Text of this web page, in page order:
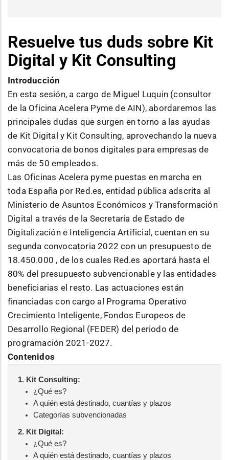
Resuelve tus duds sobre Kit
Digital y Kit Consulting
Introducción
En esta sesión, a cargo de Miguel Luquin (consultor
de la Oficina Acelera Pyme de AIN), abordaremos las
principales dudas que surgen en torno a las ayudas
de Kit Digital y Kit Consulting, aprovechando la nueva
convocatoria de bonos digitales para empresas de
más de 50 empleados.
Las Oficinas Acelera pyme puestas en marcha en
toda España por Red.es, entidad pública adscrita al
Ministerio de Asuntos Económicos y Transformación
Digital a través de la Secretaría de Estado de
Digitalización e Inteligencia Artificial, cuentan en su
segunda convocatoria 2022 con un presupuesto de
18.450.000 , de los cuales Red.es aportará hasta el
80% del presupuesto subvencionable y las entidades
beneficiarias el resto. Las actuaciones están
financiadas con cargo al Programa Operativo
Crecimiento Inteligente, Fondos Europeos de
Desarrollo Regional (FEDER) del periodo de
programación 2021-2027.
Contenidos
1. Kit Consulting:
¿Qué es?
A quién está destinado, cuantías y plazos
Categorías subvencionadas
2. Kit Digital:
¿Qué es?
A quién está destinado, cuantías y plazos